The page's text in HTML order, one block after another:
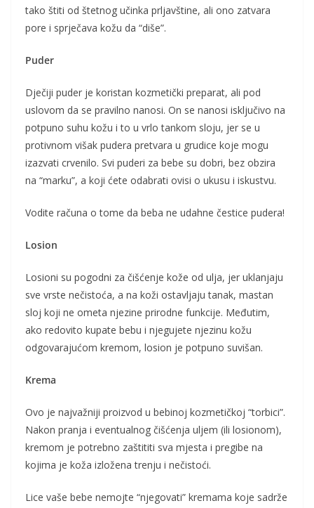
tako štiti od štetnog učinka prljavštine, ali ono zatvara
pore i sprječava kožu da “diše”.
Puder
Dječiji puder je koristan kozmetički preparat, ali pod
uslovom da se pravilno nanosi. On se nanosi isključivo na
potpuno suhu kožu i to u vrlo tankom sloju, jer se u
protivnom višak pudera pretvara u grudice koje mogu
izazvati crvenilo. Svi puderi za bebe su dobri, bez obzira
na “marku”, a koji ćete odabrati ovisi o ukusu i iskustvu.
Vodite računa o tome da beba ne udahne čestice pudera!
Losion
Losioni su pogodni za čišćenje kože od ulja, jer uklanjaju
sve vrste nečistoća, a na koži ostavljaju tanak, mastan
sloj koji ne ometa njezine prirodne funkcije. Međutim,
ako redovito kupate bebu i njegujete njezinu kožu
odgovarajućom kremom, losion je potpuno suvišan.
Krema
Ovo je najvažniji proizvod u bebinoj kozmetičkoj “torbici”.
Nakon pranja i eventualnog čišćenja uljem (ili losionom),
kremom je potrebno zaštititi sva mjesta i pregibe na
kojima je koža izložena trenju i nečistoći.
Lice vaše bebe nemojte “njegovati” kremama koje sadrže